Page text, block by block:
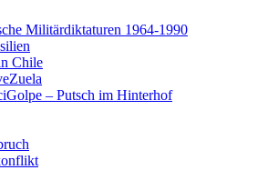
Militärdiktaturen 1964-1990
Chile
– Putsch im Hinterhof